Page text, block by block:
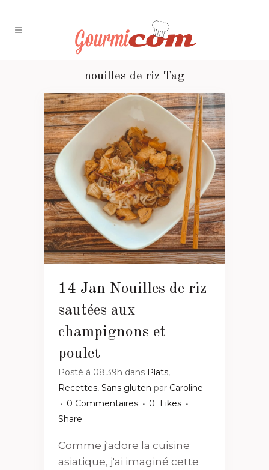
nouilles de riz Tag
14 Jan Nouilles de riz
sautées aux
champignons et
poulet
Posté à 08:39h dans Plats,
Recettes, Sans gluten par Caroline
0 Commentaires
0
Likes
Share
Comme j'adore la cuisine
asiatique, j'ai imaginé cette